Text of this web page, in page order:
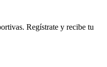
Regístrate y recibe tu